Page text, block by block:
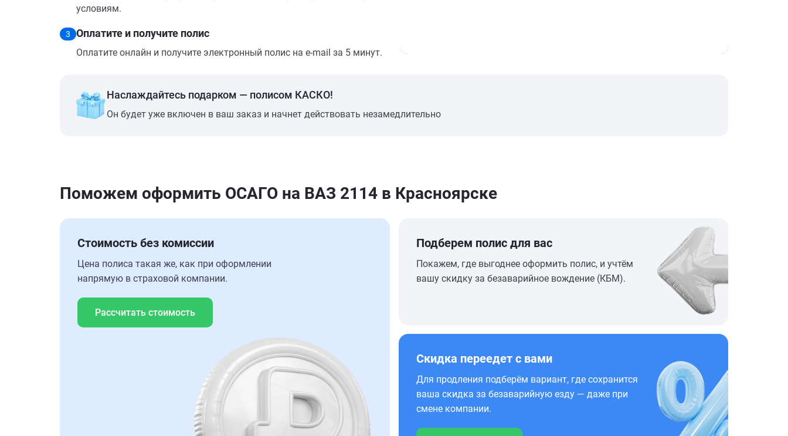
условиям.
3 Оплатите и получите полис
Оплатите онлайн и получите электронный полис на e-mail за 5 минут.
Наслаждайтесь подарком — полисом КАСКО!
Он будет уже включен в ваш заказ и начнет действовать незамедлительно
Поможем оформить ОСАГО на ВАЗ 2114 в Красноярске
Стоимость без комиссии
Цена полиса такая же, как при оформлении
напрямую в страховой компании.
Рассчитать стоимость
Подберем полис для вас
Покажем, где выгоднее оформить полис, и учтём
вашу скидку за безаварийное вождение (КБМ).
Скидка переедет с вами
Для продления подберём вариант, где сохранится
ваша скидка за безаварийную езду — даже при
смене компании.